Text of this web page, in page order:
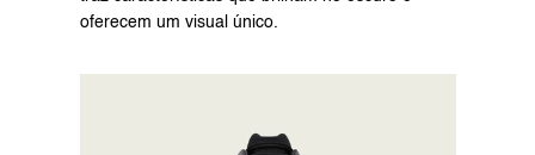
oferecem um visual único.